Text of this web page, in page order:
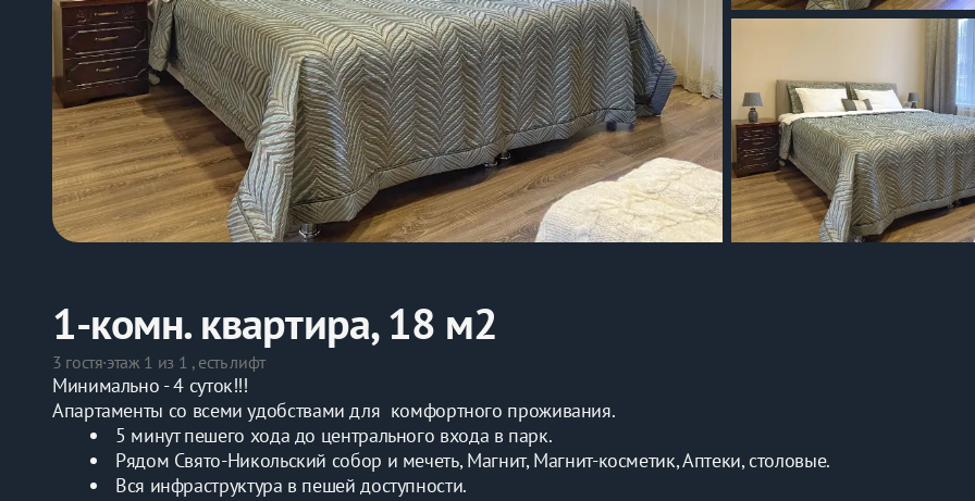
1-комн. квартира, 18 м2
3 гостя·этаж 1 из 1 , есть лифт
Минимально - 4 суток!!!
Апартаменты со всеми удобствами для  комфортного проживания.
5 минут пешего хода до центрального входа в парк.
Рядом Свято-Никольский собор и мечеть, Магнит, Магнит-косметик, Аптеки, столовые.
Вся инфраструктура в пешей доступности.